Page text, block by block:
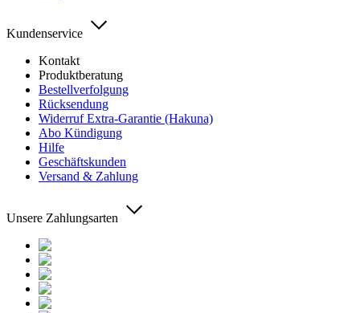
Kundenservice
Kontakt
Produktberatung
Bestellverfolgung
Rücksendung
Widerruf Extra-Garantie (Hakuna)
Abo Kündigung
Hilfe
Geschäftskunden
Versand & Zahlung
Unsere Zahlungsarten